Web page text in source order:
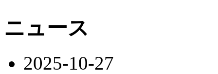
ニュース
2025-10-27